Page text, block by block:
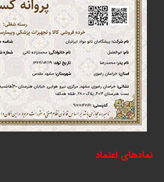
نمادهای اعتماد